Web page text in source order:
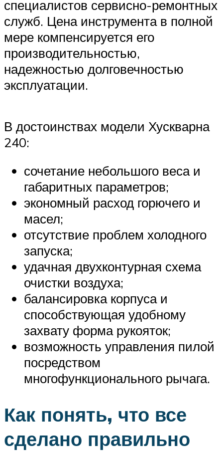
специалистов сервисно-ремонтных
служб. Цена инструмента в полной
мере компенсируется его
производительностью,
надежностью долговечностью
эксплуатации.
В достоинствах модели Хускварна
240:
сочетание небольшого веса и
габаритных параметров;
экономный расход горючего и
масел;
отсутствие проблем холодного
запуска;
удачная двухконтурная схема
очистки воздуха;
балансировка корпуса и
способствующая удобному
захвату форма рукояток;
возможность управления пилой
посредством
многофункционального рычага.
Как понять, что все
сделано правильно